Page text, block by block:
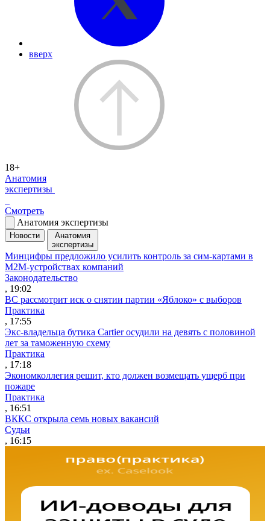
вверх
18+
Анатомия
экспертизы
Смотреть
Анатомия экспертизы
Новости
Анатомия
экспертизы
Минцифры предложило усилить контроль за сим-картами в
M2M-устройствах компаний
Законодательство
, 19:02
ВС рассмотрит иск о снятии партии «Яблоко» с выборов
Практика
, 17:55
Экс-владельца бутика Cartier осудили на девять с половиной
лет за таможенную схему
Практика
, 17:18
Экономколлегия решит, кто должен возмещать ущерб при
пожаре
Практика
, 16:51
ВККС открыла семь новых вакансий
Судьи
, 16:15